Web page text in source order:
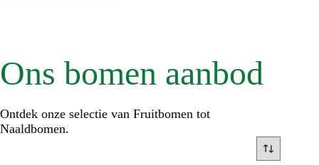
Ons bomen aanbod
Ontdek onze selectie van Fruitbomen tot
Naaldbomen.